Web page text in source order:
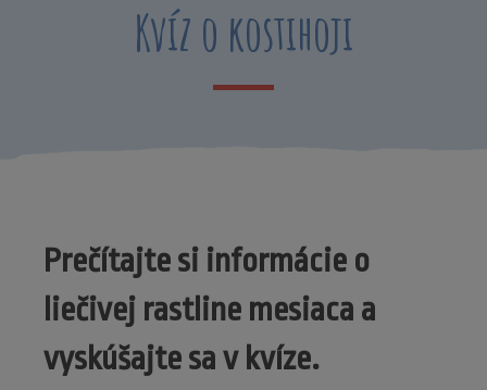
Kvíz o kostihoji
Prečítajte si informácie o
liečivej rastline mesiaca a
vyskúšajte sa v kvíze.